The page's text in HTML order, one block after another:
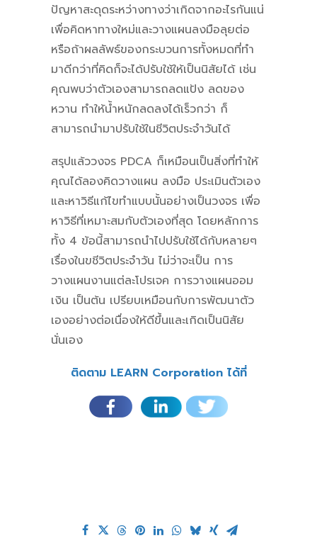
ปัญหาสะดุดระหว่างทางว่าเกิดจากอะไรกันแน่
เพื่อคิดหาทางใหม่และวางแผนลงมือลุยต่อ
หรือถ้าผลลัพธ์ของกระบวนการทั้งหมดที่ทำ
มาดีกว่าที่คิดก็จะได้ปรับใช้ให้เป็นนิสัยได้ เช่น
คุณพบว่าตัวเองสามารถลดแป้ง ลดของ
หวาน ทำให้น้ำหนักลดลงได้เร็วกว่า ก็
สามารถนำมาปรับใช้ในชีวิตประจำวันได้
สรุปแล้ววงจร PDCA ก็เหมือนเป็นสิ่งที่ทำให้
คุณได้ลองคิดวางแผน ลงมือ ประเมินตัวเอง
และหาวิธีแก้ไขทำแบบนั้นอย่างเป็นวงจร เพื่อ
หาวิธีที่เหมาะสมกับตัวเองที่สุด โดยหลักการ
ทั้ง 4 ข้อนี้สามารถนำไปปรับใช้ได้กับหลายๆ
เรื่องในขชีวิตประจำวัน ไม่ว่าจะเป็น การ
วางแผนงานแต่ละโปรเจค การวางแผนออม
เงิน เป็นต้น เปรียบเหมือนกับการพัฒนาตัว
เองอย่างต่อเนื่องให้ดีขึ้นและเกิดเป็นนิสัย
นั่นเอง
ติดตาม LEARN Corporation ได้ที่